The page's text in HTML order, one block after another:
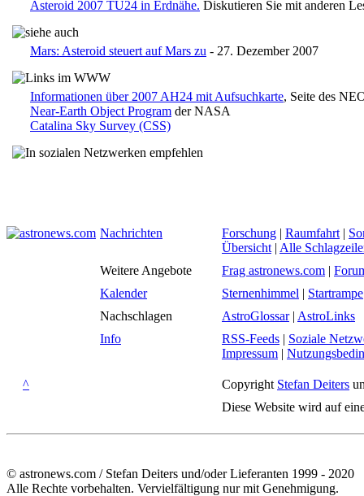
Asteroid 2007 TU24 in Erdnähe. Diskutieren Sie mit anderen
Mars: Asteroid steuert auf Mars zu - 27. Dezember 2007
Informationen über 2007 AH24 mit Aufsuchkarte, Seite des
Near-Earth Object Program der NASA
Catalina Sky Survey (CSS)
Nachrichten Forschung | Raumfahrt |
Übersicht | Alle
Weitere Angebote
Frag astronews.com |
Kalender
Sternenhimmel | Startrampe
Nachschlagen
AstroGlossar| AstroLinks
Info
RSS-Feeds | Soziale
Impressum |
^ Copyright Stefan Deiters
Diese Website wird auf
© astronews.com / Stefan Deiters und/oder Lieferanten 1999 - 2020
Alle Rechte vorbehalten. Vervielfältigung nur mit Genehmigung.